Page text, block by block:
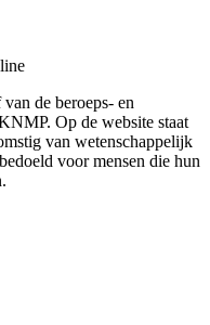
de beroeps- en
Op de website staat
van wetenschappelijk
voor mensen die hun